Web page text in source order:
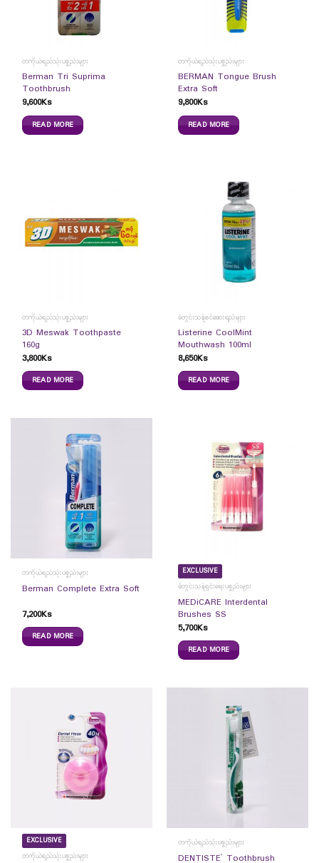
တကိုယ်ရည်သုံးပစ္စည်းများ
Berman Tri Suprima
Toothbrush
9,600Ks
READ MORE
တကိုယ်ရည်သုံးပစ္စည်းများ
BERMAN Tongue Brush
Extra Soft
9,800Ks
READ MORE
တကိုယ်ရည်သုံးပစ္စည်းများ
3D Meswak Toothpaste
160g
3,800Ks
READ MORE
ခံတွင်းသန့်စင်ဆေးရည်များ
Listerine CoolMint
Mouthwash 100ml
8,650Ks
READ MORE
တကိုယ်ရည်သုံးပစ္စည်းများ
Berman Complete Extra Soft
7,200Ks
READ MORE
EXCLUSIVE
ခံတွင်းသန့်ရှင်းရေးပစ္စည်းများ
MEDiCARE Interdental
Brushes SS
5,700Ks
READ MORE
EXCLUSIVE
တကိုယ်ရည်သုံးပစ္စည်းများ
တကိုယ်ရည်သုံးပစ္စည်းများ
DENTISTE` Toothbrush